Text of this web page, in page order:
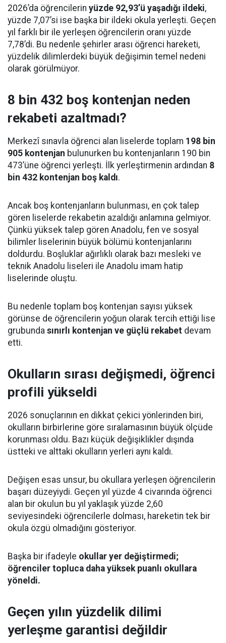
2026’da öğrencilerin yüzde 92,93’ü yaşadığı ildeki,
yüzde 7,07’si ise başka bir ildeki okula yerleşti. Geçen
yıl farklı bir ile yerleşen öğrencilerin oranı yüzde
7,78’di. Bu nedenle şehirler arası öğrenci hareketi,
yüzdelik dilimlerdeki büyük değişimin temel nedeni
olarak görülmüyor.
8 bin 432 boş kontenjan neden
rekabeti azaltmadı?
Merkezî sınavla öğrenci alan liselerde toplam 198 bin
905 kontenjan bulunurken bu kontenjanların 190 bin
473’üne öğrenci yerleşti. İlk yerleştirmenin ardından 8
bin 432 kontenjan boş kaldı.
Ancak boş kontenjanların bulunması, en çok talep
gören liselerde rekabetin azaldığı anlamına gelmiyor.
Çünkü yüksek talep gören Anadolu, fen ve sosyal
bilimler liselerinin büyük bölümü kontenjanlarını
doldurdu. Boşluklar ağırlıklı olarak bazı mesleki ve
teknik Anadolu liseleri ile Anadolu imam hatip
liselerinde oluştu.
Bu nedenle toplam boş kontenjan sayısı yüksek
görünse de öğrencilerin yoğun olarak tercih ettiği lise
grubunda sınırlı kontenjan ve güçlü rekabet devam
etti.
Okulların sırası değişmedi, öğrenci
profili yükseldi
2026 sonuçlarının en dikkat çekici yönlerinden biri,
okulların birbirlerine göre sıralamasının büyük ölçüde
korunması oldu. Bazı küçük değişiklikler dışında
üstteki ve alttaki okulların yerleri aynı kaldı.
Değişen esas unsur, bu okullara yerleşen öğrencilerin
başarı düzeyiydi. Geçen yıl yüzde 4 civarında öğrenci
alan bir okulun bu yıl yaklaşık yüzde 2,60
seviyesindeki öğrencilerle dolması, hareketin tek bir
okula özgü olmadığını gösteriyor.
Başka bir ifadeyle okullar yer değiştirmedi;
öğrenciler topluca daha yüksek puanlı okullara
yöneldi.
Geçen yılın yüzdelik dilimi
yerleşme garantisi değildir